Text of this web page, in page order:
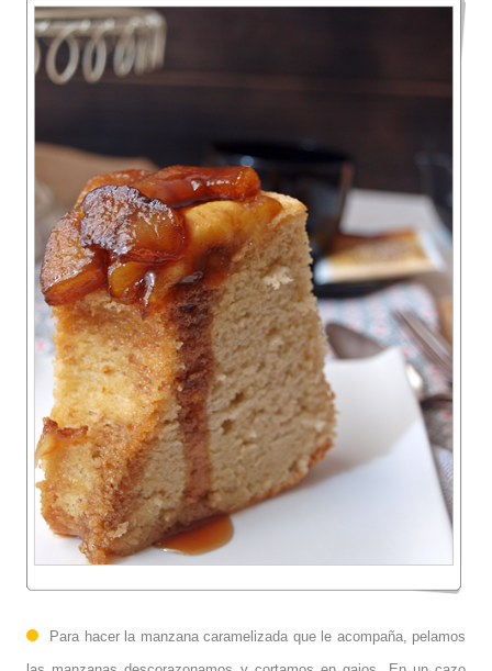
Para hacer la manzana caramelizada que le acompaña, pelamos